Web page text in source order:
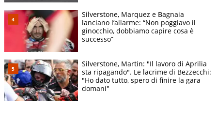
Silverstone, Marquez e Bagnaia
lanciano l’allarme: “Non poggiavo il
ginocchio, dobbiamo capire cosa è
successo”
Silverstone, Martin: "Il lavoro di Aprilia
sta ripagando". Le lacrime di Bezzecchi:
"Ho dato tutto, spero di finire la gara
domani"